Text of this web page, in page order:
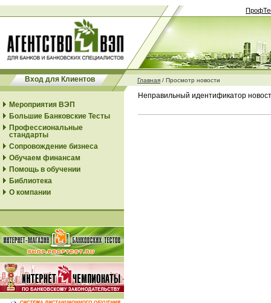
Вход для Клиентов Главная / Просмотр новости
Мероприятия ВЭП
Большие Банковские Тесты
Профессиональные
стандарты
Сопровождение бизнеса
Обучаем финансам
Помощь в обучении
Библиотека
О компании
Неправильный идентификатор